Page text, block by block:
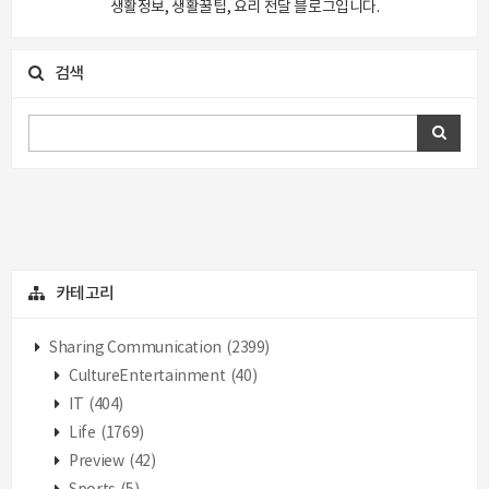
생활정보, 생활꿀팁, 요리 전달 블로그입니다.
검색
카테고리
Sharing Communication (2399)
CultureEntertainment (40)
(404)
Life (1769)
Preview (42)